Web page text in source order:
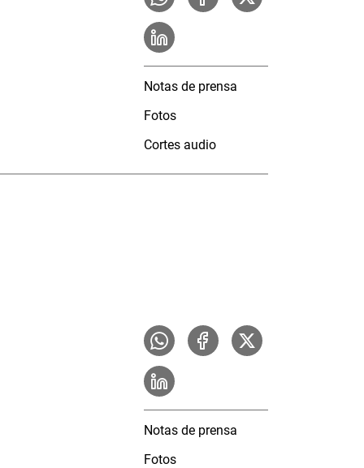
Notas de prensa
Fotos
Cortes audio
Notas de prensa
Fotos